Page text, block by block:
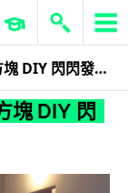
聖誕快到 LEGO 迷用 5000 方塊 DIY 閃閃發光聖誕樹
塊 DIY 閃